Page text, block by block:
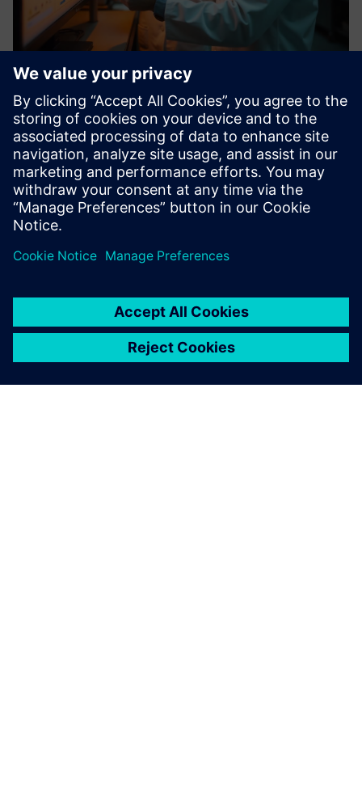
Digital Factory Module: ANALYSIS
Knowing instead of guessing: With our cloud-based
solution, you can transform your data from different
processes, machines, sensors and other shop floor
equipment’s into tangible insights.
Saiba mais